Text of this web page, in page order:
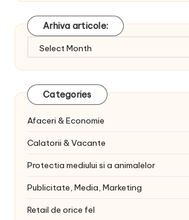
Arhiva articole:
Categories
Afaceri & Economie
Calatorii & Vacante
Protectia mediului si a animalelor
Publicitate, Media, Marketing
Retail de orice fel